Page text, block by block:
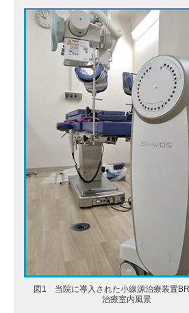
図1 当院に導入された小線源治療装置
治療室内風景